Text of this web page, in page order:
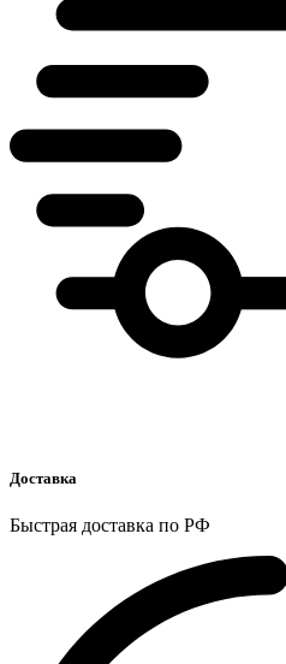
Доставка
Быстрая доставка по РФ